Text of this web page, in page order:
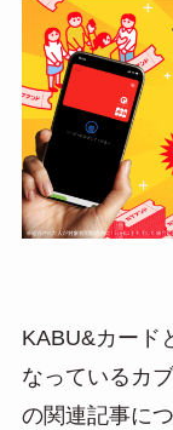
KABU&カード
なっているカ
の関連記事に